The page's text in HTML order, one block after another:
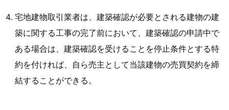
宅地建物取引業者は、建築確認が必要とされる建物の建
築に関する工事の完了前において、建築確認の申請中で
ある場合は、建築確認を受けることを停止条件とする特
約を付ければ、自ら売主として当該建物の売買契約を締
結することができる。